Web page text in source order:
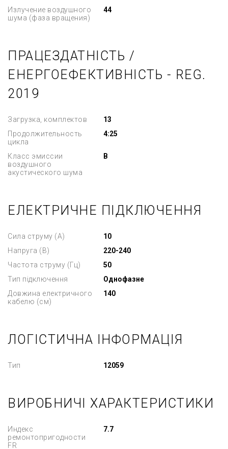
Излучение воздушного
шума (фаза вращения)
44
ПРАЦЕЗДАТНІСТЬ /
ЕНЕРГОЕФЕКТИВНІСТЬ - REG.
2019
Загрузка, комплектов
13
Продолжительность
цикла
4:25
Класс эмиссии
воздушного
акустического шума
B
ЕЛЕКТРИЧНЕ ПІДКЛЮЧЕННЯ
Сила струму (А)
10
Напруга (В)
220-240
Частота струму (Гц)
50
Тип підключення
Однофазне
Довжина електричного
кабелю (см)
140
ЛОГІСТИЧНА ІНФОРМАЦІЯ
Тип 12059
ВИРОБНИЧІ ХАРАКТЕРИСТИКИ
Индекс
ремонтопригодности
FR
7.7